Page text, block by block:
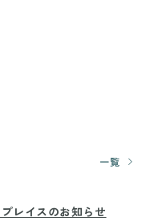
一覧
レイスのお知らせ